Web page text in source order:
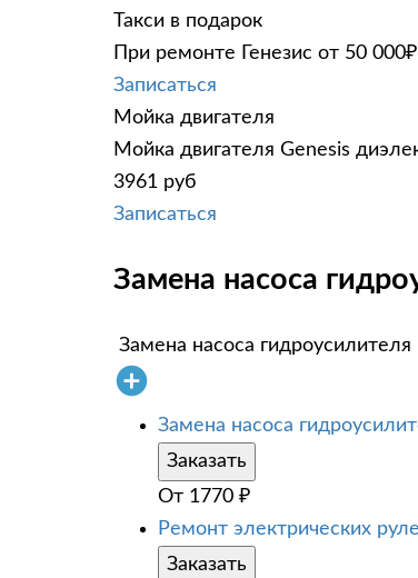
Такси в подарок
При ремонте Генезис от 50
Записаться
Мойка двигателя
Мойка двигателя Genesis
3961 руб
Записаться
Замена насоса
Замена насоса гидроусилителя
Замена насоса
Заказать
От 1770 ₽
Ремонт электрических
Заказать